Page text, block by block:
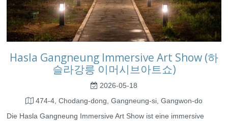
Hasla Gangneung Immersive Art Show (하
슬라강릉 이머시브아트쇼)
2026-05-18
474-4, Chodang-dong, Gangneung-si, Gangwon-do
Die Hasla Gangneung Immersive Art Show ist eine immersive